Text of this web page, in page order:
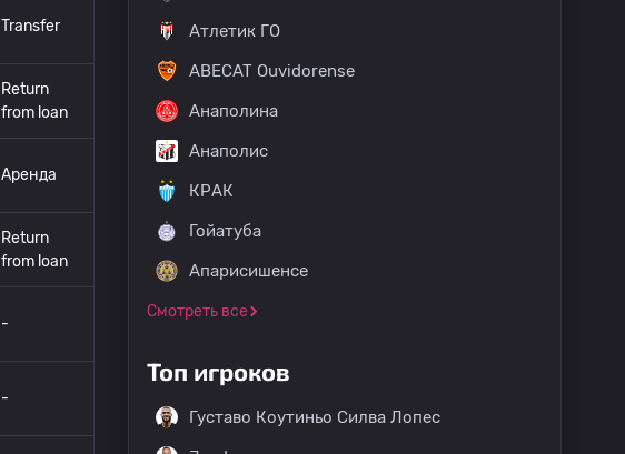
Transfer
Return
from loan
Аренда
Return
from loan
-
-
Атлетик ГО
ABECAT Ouvidorense
Анаполина
Анаполис
КРАК
Гойатуба
Апарисишенсе
Смотреть все
Топ игроков
Густаво Коутиньо Силва Лопес